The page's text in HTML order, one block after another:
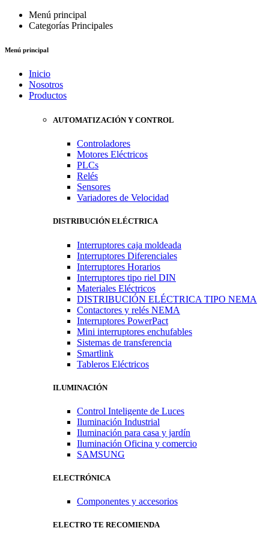
Menú principal
Categorías Principales
Menú principal
Inicio
Nosotros
Productos
AUTOMATIZACIÓN Y CONTROL
Controladores
Motores Eléctricos
PLCs
Relés
Sensores
Variadores de Velocidad
DISTRIBUCIÓN ELÉCTRICA
Interruptores caja moldeada
Interruptores Diferenciales
Interruptores Horarios
Interruptores tipo riel DIN
Materiales Eléctricos
DISTRIBUCIÓN ELÉCTRICA TIPO NEMA
Contactores y relés NEMA
Interruptores PowerPact
Mini interruptores enchufables
Sistemas de transferencia
Smartlink
Tableros Eléctricos
ILUMINACIÓN
Control Inteligente de Luces
Iluminación Industrial
Iluminación para casa y jardín
Iluminación Oficina y comercio
SAMSUNG
ELECTRÓNICA
Componentes y accesorios
ELECTRO TE RECOMIENDA